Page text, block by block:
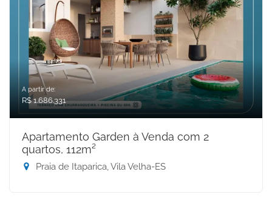
A partir de:
R$ 1.686.331
Apartamento Garden à Venda com 2
quartos, 112m²
Praia de Itaparica, Vila Velha-ES